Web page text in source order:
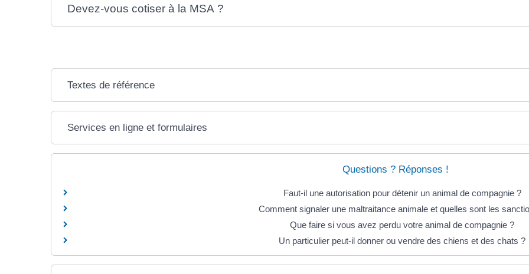
Devez-vous cotiser à la MSA ?
Textes de référence
Services en ligne et formulaires
Questions ? Réponses !
Faut-il une autorisation pour détenir un animal de compagnie ?
Comment signaler une maltraitance animale et quelles sont les
Que faire si vous avez perdu votre animal de compagnie ?
Un particulier peut-il donner ou vendre des chiens et des chats ?